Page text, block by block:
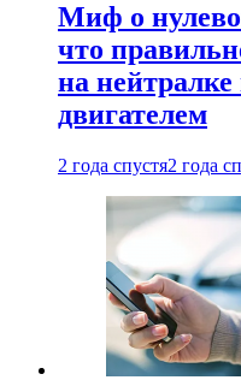
Миф о
что
на
двигателем
2 года спустя2 года